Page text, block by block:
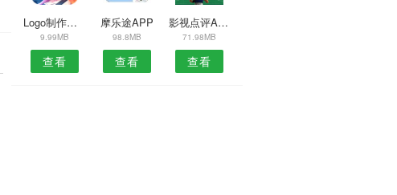
Logo制作工具
9.99MB
查看
摩乐途APP
98.8MB
查看
影视点评APP
71.98MB
查看